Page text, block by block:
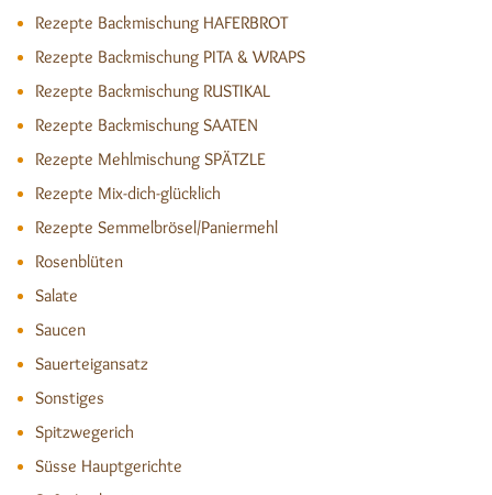
Rezepte Backmischung HAFERBROT
Rezepte Backmischung PITA & WRAPS
Rezepte Backmischung RUSTIKAL
Rezepte Backmischung SAATEN
Rezepte Mehlmischung SPÄTZLE
Rezepte Mix-dich-glücklich
Rezepte Semmelbrösel/Paniermehl
Rosenblüten
Salate
Saucen
Sauerteigansatz
Sonstiges
Spitzwegerich
Süsse Hauptgerichte